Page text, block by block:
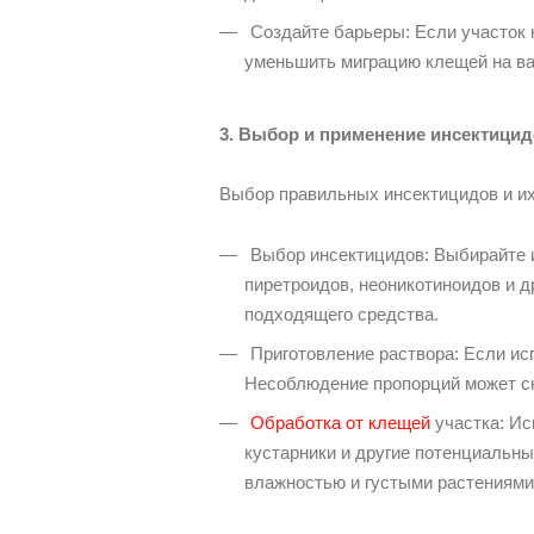
Создайте барьеры: Если участок
уменьшить миграцию клещей на
3. Выбор и применение
Выбор правильных инсектицидов и
Выбор инсектицидов:
пиретроидов, неоникотиноидов и
подходящего средства.
Приготовление раствора: Если
Несоблюдение пропорций может
Обработка от клещей участка:
кустарники и другие
влажностью и густыми